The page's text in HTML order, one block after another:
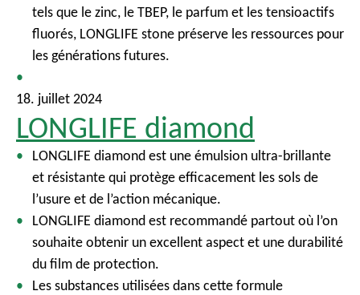
tels que le zinc, le TBEP, le parfum et les tensioactifs
fluorés, LONGLIFE stone préserve les ressources pour
les générations futures.
18. juillet 2024
LONGLIFE diamond
LONGLIFE diamond est une émulsion ultra-brillante
et résistante qui protège efficacement les sols de
l’usure et de l’action mécanique.
LONGLIFE diamond est recommandé partout où l’on
souhaite obtenir un excellent aspect et une durabilité
du film de protection.
Les substances utilisées dans cette formule